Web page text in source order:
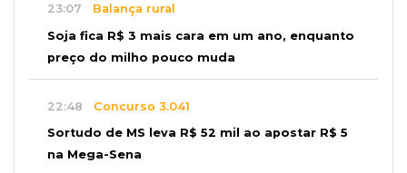
23:07 Balança rural
Soja fica R$ 3 mais cara em um ano, enquanto
preço do milho pouco muda
22:48 Concurso 3.041
Sortudo de MS leva R$ 52 mil ao apostar R$ 5
na Mega-Sena